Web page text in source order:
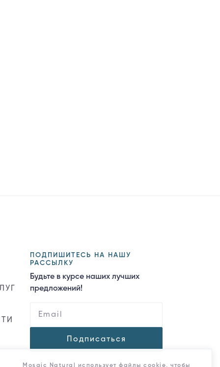
ПОДПИШИТЕСЬ НА НАШУ
РАССЫЛКУ
Будьте в курсе наших лучших
предложений!
Подписаться
Mosaic Natural использует файлы cookie, чтобы